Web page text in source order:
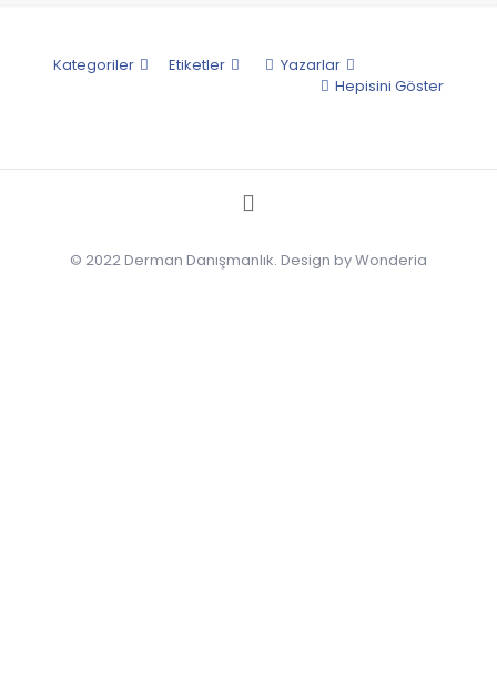
Kategoriler Etiketler
Yazarlar
Hepisini Göster
© 2022 Derman Danışmanlık. Design by Wonderia